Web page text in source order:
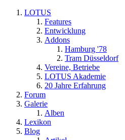
LOTUS
Features
Entwicklung
Addons
Hamburg '78
Tram Düsseldorf
Vereine, Betriebe
LOTUS Akademie
20 Jahre Erfahrung
Forum
Galerie
Alben
Lexikon
Blog